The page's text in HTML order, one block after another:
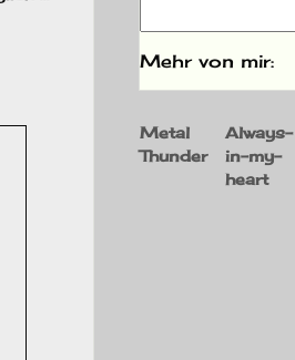
Mehr von mir:
Metal
Thunder
Always-
in-my-
heart